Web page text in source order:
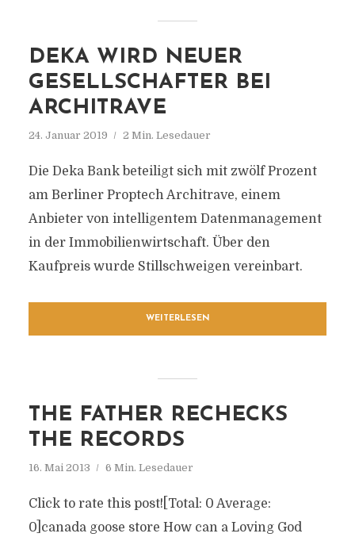
DEKA WIRD NEUER
GESELLSCHAFTER BEI
ARCHITRAVE
24. Januar 2019 2 Min. Lesedauer
Die Deka Bank beteiligt sich mit zwölf Prozent
am Berliner Proptech Architrave, einem
Anbieter von intelligentem Datenmanagement
in der Immobilienwirtschaft. Über den
Kaufpreis wurde Stillschweigen vereinbart.
WEITERLESEN
THE FATHER RECHECKS
THE RECORDS
16. Mai 2013 6 Min. Lesedauer
Click to rate this post![Total: 0 Average:
0]canada goose store How can a Loving God